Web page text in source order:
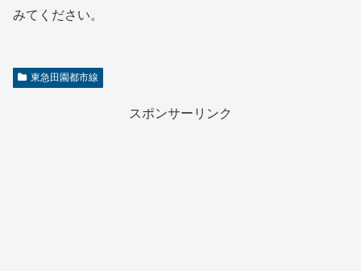
みてください。
東急田園都市線
スポンサーリンク